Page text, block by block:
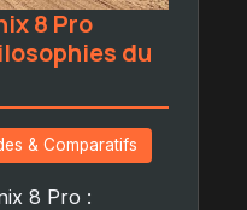
8 Pro
du
& Comparatifs
8 Pro :